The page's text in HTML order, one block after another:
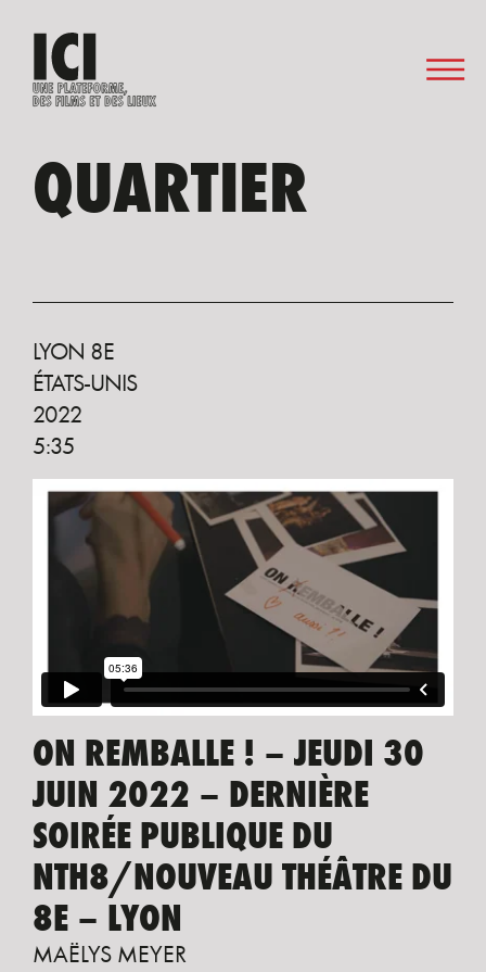
QUARTIER
LYON 8E
ÉTATS-UNIS
2022
5:35
ON REMBALLE ! – JEUDI 30
JUIN 2022 – DERNIÈRE
SOIRÉE PUBLIQUE DU
NTH8/NOUVEAU THÉÂTRE DU
8E – LYON
MAËLYS MEYER